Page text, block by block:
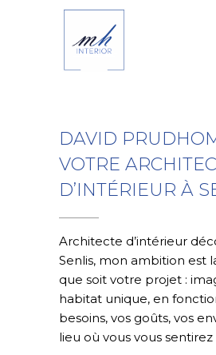
DAVID
VOTRE
D’INTÉRIEUR À
Architecte d’intérieur
Senlis, mon ambition est
que soit votre projet :
habitat unique, en
besoins, vos goûts, vos
lieu où vous vous sentirez